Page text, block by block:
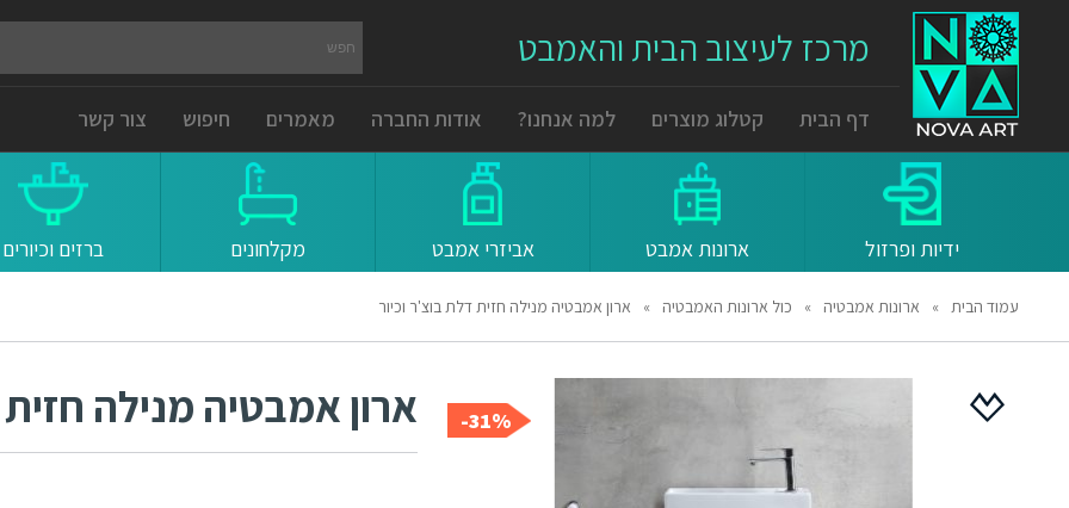
מרכז לעיצוב הבית והאמבט
דף הבית קטלוג מוצרים למה אנחנו? אודות החברה מאמרים חיפוש צור קשר
ידיות ופרזול ארונות אמבט אביזרי אמבט מקלחונים ברזים וכיורים
עמוד הבית » ארונות אמבטיה » כול ארונות האמבטיה » ארון אמבטיה מנילה חזית דלת בוצ'ר וכיור
31%- ארון אמבטיה מנילה